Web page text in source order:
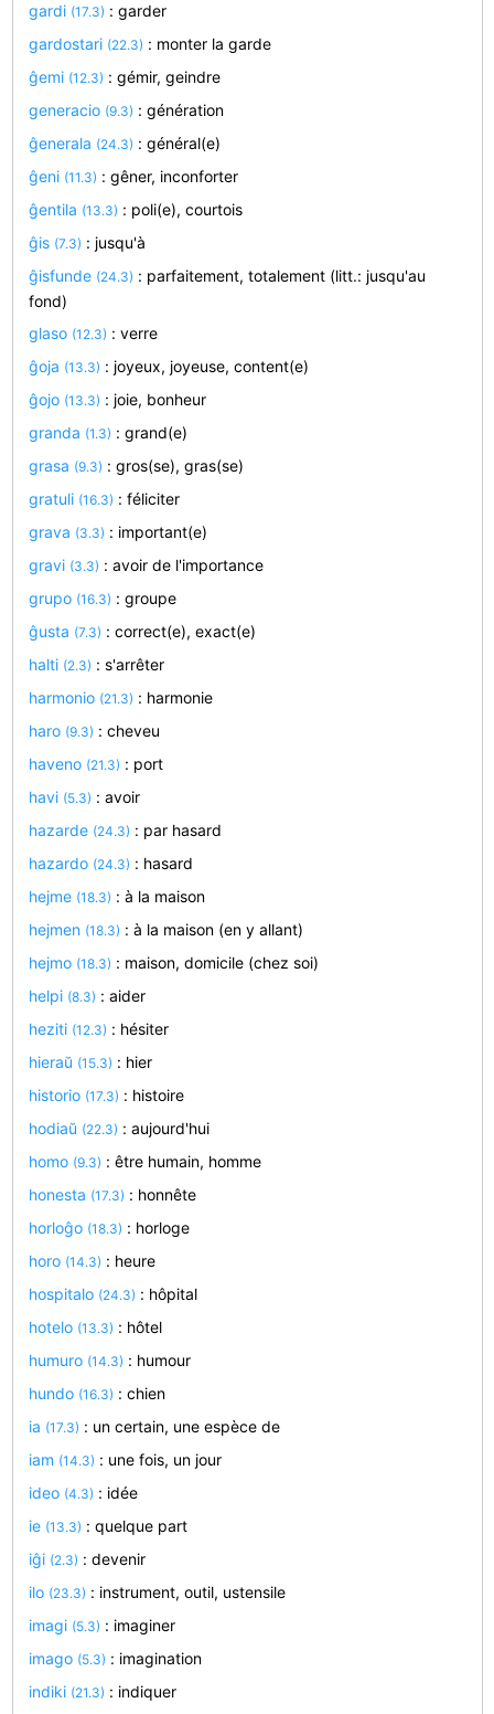
gardi (17.3) : garder
gardostari (22.3) : monter la garde
ĝemi (12.3) : gémir, geindre
generacio (9.3) : génération
ĝenerala (24.3) : général(e)
ĝeni (11.3) : gêner, inconforter
ĝentila (13.3) : poli(e), courtois
ĝis (7.3) : jusqu'à
ĝisfunde (24.3) : parfaitement, totalement (litt.: jusqu'au
fond)
glaso (12.3) : verre
ĝoja (13.3) : joyeux, joyeuse, content(e)
ĝojo (13.3) : joie, bonheur
granda (1.3) : grand(e)
grasa (9.3) : gros(se), gras(se)
gratuli (16.3) : féliciter
grava (3.3) : important(e)
gravi (3.3) : avoir de l'importance
grupo (16.3) : groupe
ĝusta (7.3) : correct(e), exact(e)
halti (2.3) : s'arrêter
harmonio (21.3) : harmonie
haro (9.3) : cheveu
haveno (21.3) : port
havi (5.3) : avoir
hazarde (24.3) : par hasard
hazardo (24.3) : hasard
hejme (18.3) : à la maison
hejmen (18.3) : à la maison (en y allant)
hejmo (18.3) : maison, domicile (chez soi)
helpi (8.3) : aider
heziti (12.3) : hésiter
hieraŭ (15.3) : hier
historio (17.3) : histoire
hodiaŭ (22.3) : aujourd'hui
homo (9.3) : être humain, homme
honesta (17.3) : honnête
horloĝo (18.3) : horloge
horo (14.3) : heure
hospitalo (24.3) : hôpital
hotelo (13.3) : hôtel
humuro (14.3) : humour
hundo (16.3) : chien
ia (17.3) : un certain, une espèce de
iam (14.3) : une fois, un jour
ideo (4.3) : idée
ie (13.3) : quelque part
iĝi (2.3) : devenir
ilo (23.3) : instrument, outil, ustensile
imagi (5.3) : imaginer
imago (5.3) : imagination
indiki (21.3) : indiquer